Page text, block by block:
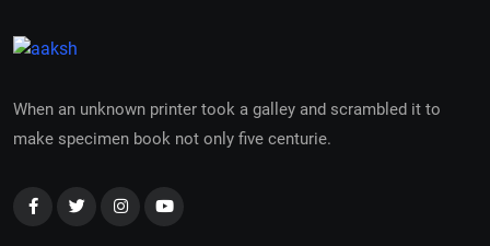
When an unknown printer took a galley and scrambled it to
make specimen book not only five centurie.